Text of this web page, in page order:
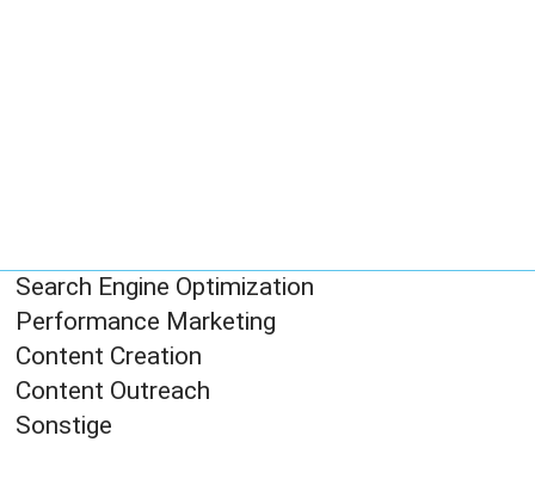
Search Engine Optimization
Performance Marketing
Content Creation
Content Outreach
Sonstige